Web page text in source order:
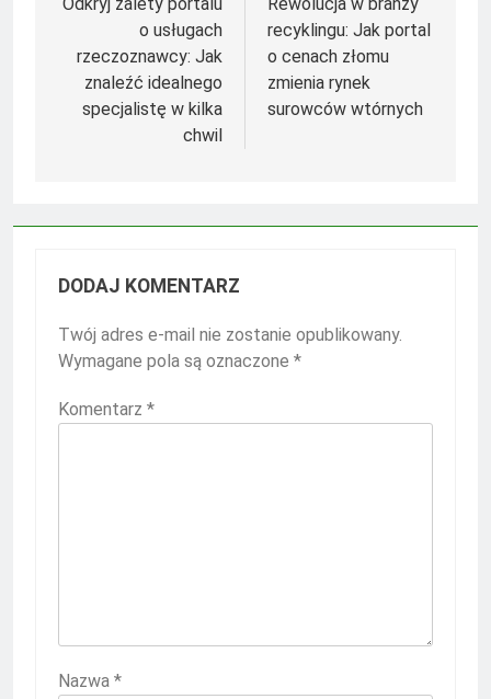
wpisu
o usługach
rzeczoznawcy: Jak
znaleźć idealnego
specjalistę w kilka
chwil
recyklingu: Jak portal
o cenach złomu
zmienia rynek
surowców wtórnych
DODAJ KOMENTARZ
Twój adres e-mail nie zostanie opublikowany.
Wymagane pola są oznaczone *
Komentarz *
Nazwa *